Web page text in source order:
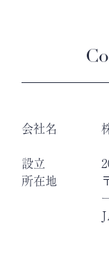
会社名
設立
所在地